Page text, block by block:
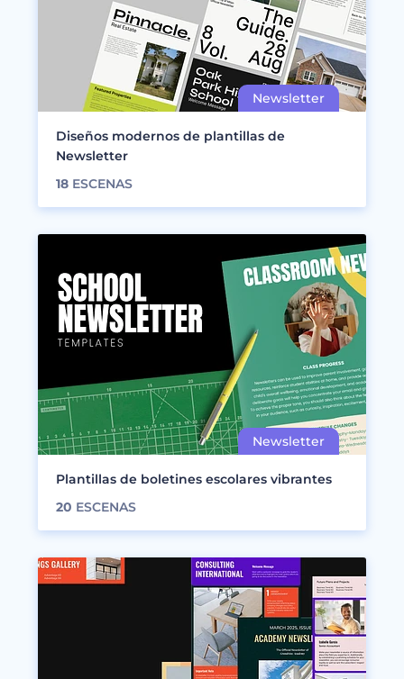
Diseños modernos de plantillas de
Newsletter
18 ESCENAS
Plantillas de boletines escolares vibrantes
20 ESCENAS